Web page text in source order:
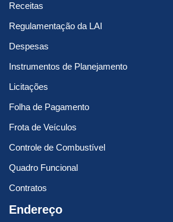
Receitas
Regulamentação da LAI
Despesas
Instrumentos de Planejamento
Licitações
Folha de Pagamento
Frota de Veículos
Controle de Combustível
Quadro Funcional
Contratos
Endereço